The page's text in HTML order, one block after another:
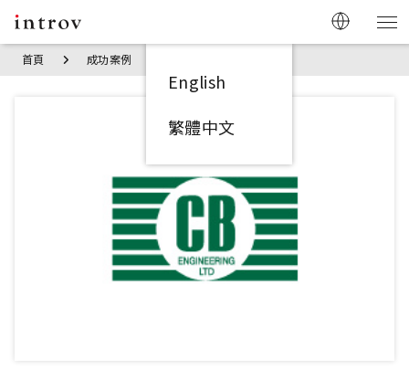
English
繁體中文
首頁 成功案例